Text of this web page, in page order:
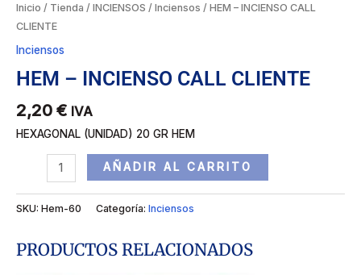
Inicio / Tienda / INCIENSOS / Inciensos / HEM – INCIENSO CALL
CLIENTE
Inciensos
HEM – INCIENSO CALL CLIENTE
2,20 € IVA
HEXAGONAL (UNIDAD) 20 GR HEM
AÑADIR AL CARRITO
SKU: Hem-60 Categoría: Inciensos
PRODUCTOS RELACIONADOS